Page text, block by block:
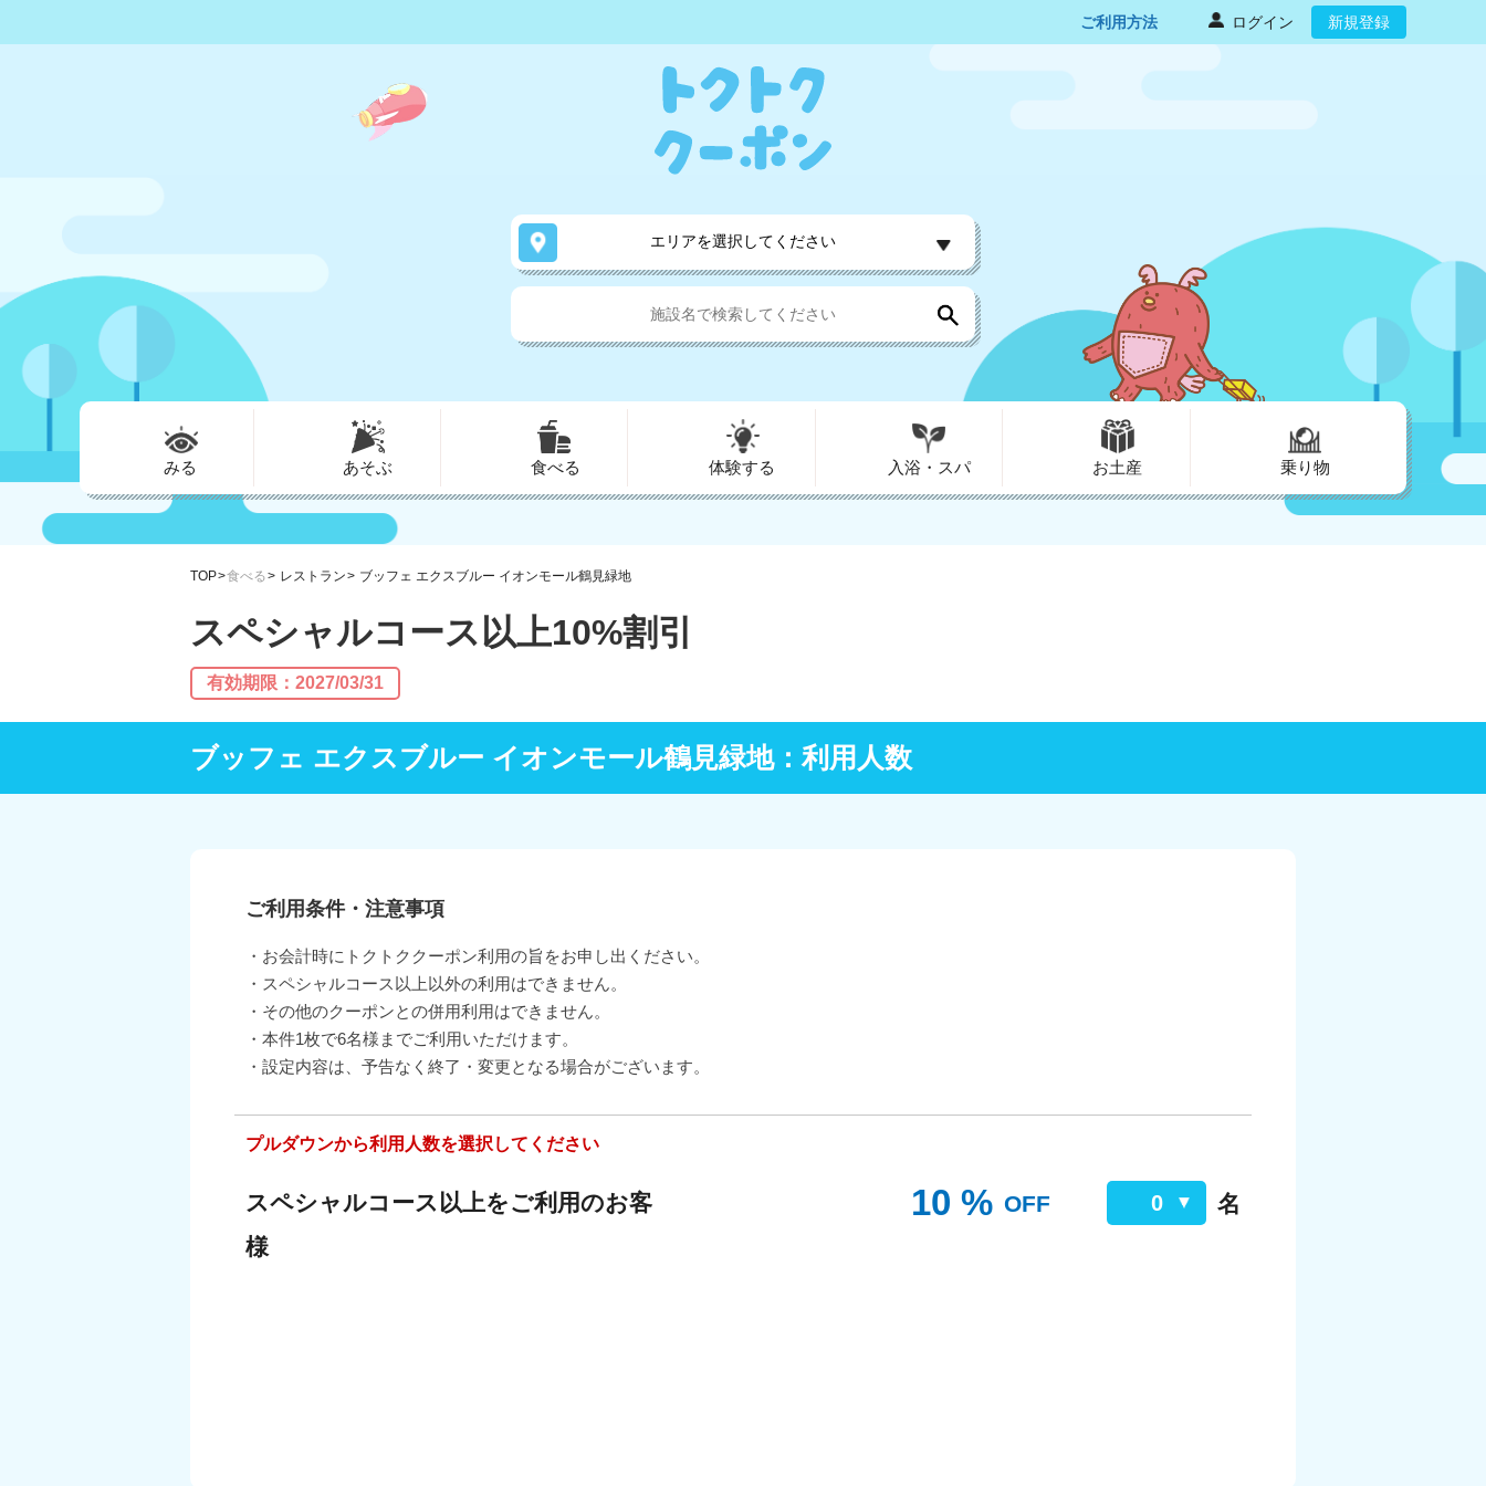
ご利用方法 ログイン 新規登録
エリアを選択してください
みる あそぶ 食べる 体験する 入浴・スパ お土産 乗り物
TOP 食べる レストラン ブッフェ エクスブルー イオンモール鶴見緑地
スペシャルコース以上10%割引
有効期限：2027/03/31
ブッフェ エクスブルー イオンモール鶴見緑地：利用人数
ご利用条件・注意事項
・お会計時にトクトククーポン利用の旨をお申し出ください。
・スペシャルコース以上以外の利用はできません。
・その他のクーポンとの併用利用はできません。
・本件1枚で6名様までご利用いただけます。
・設定内容は、予告なく終了・変更となる場合がございます。
プルダウンから利用人数を選択してください
スペシャルコース以上をご利用のお客
様
10 % OFF 0 名